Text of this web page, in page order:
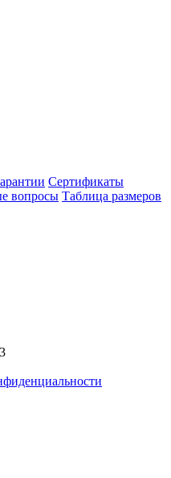
Сертификаты
вопросы Таблица размеров